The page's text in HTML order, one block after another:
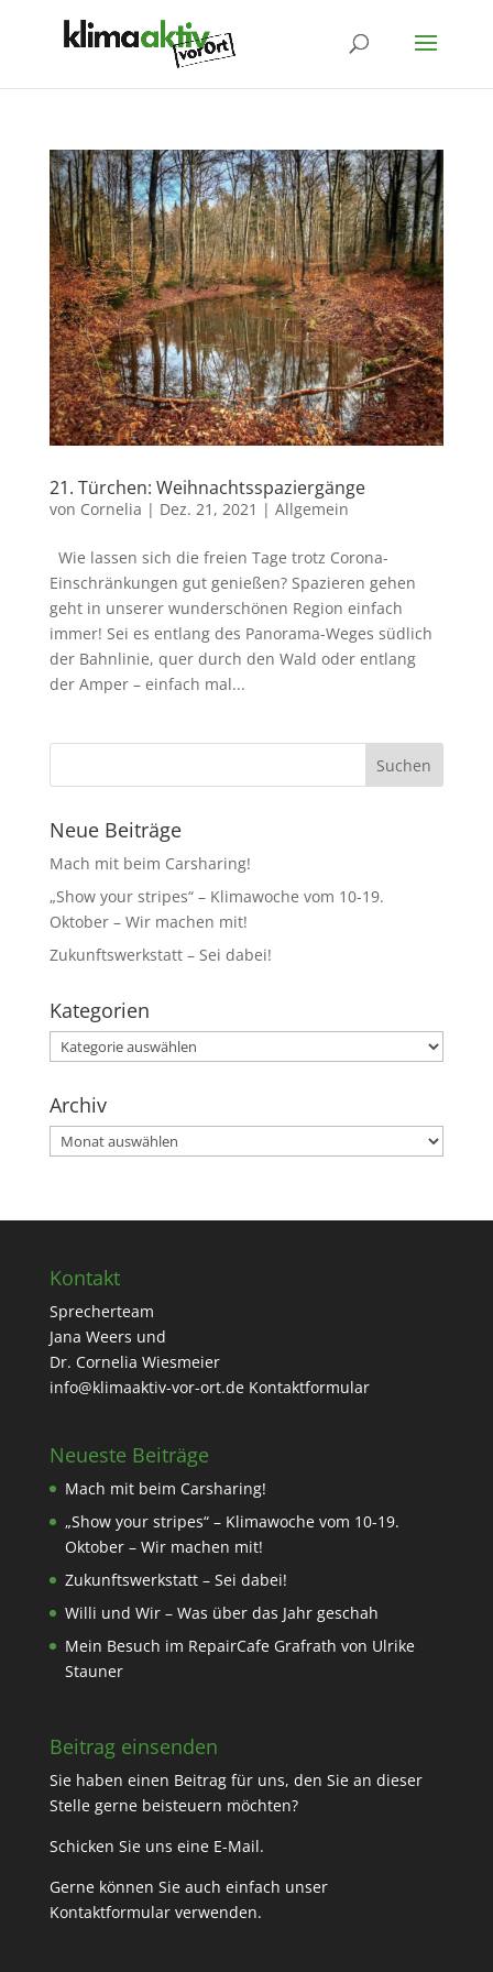
21. Türchen: Weihnachtsspaziergänge
von Cornelia | Dez. 21, 2021 | Allgemein
Wie lassen sich die freien Tage trotz Corona-
Einschränkungen gut genießen? Spazieren gehen
geht in unserer wunderschönen Region einfach
immer! Sei es entlang des Panorama-Weges südlich
der Bahnlinie, quer durch den Wald oder entlang
der Amper – einfach mal...
Neue Beiträge
Mach mit beim Carsharing!
„Show your stripes“ – Klimawoche vom 10-19.
Oktober – Wir machen mit!
Zukunftswerkstatt – Sei dabei!
Kategorien
Kategorien
Archiv
Archiv
Kontakt
Sprecherteam
Jana Weers und
Dr. Cornelia Wiesmeier
info@klimaaktiv-vor-ort.de Kontaktformular
Neueste Beiträge
Mach mit beim Carsharing!
„Show your stripes“ – Klimawoche vom 10-19.
Oktober – Wir machen mit!
Zukunftswerkstatt – Sei dabei!
Willi und Wir – Was über das Jahr geschah
Mein Besuch im RepairCafe Grafrath von Ulrike
Stauner
Beitrag einsenden
Sie haben einen Beitrag für uns, den Sie an dieser
Stelle gerne beisteuern möchten?
Schicken Sie uns eine E-Mail.
Gerne können Sie auch einfach unser
Kontaktformularverwenden.